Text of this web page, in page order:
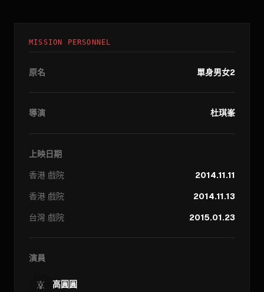
MISSION PERSONNEL
原名 單身男女2
導演 杜琪峯
上映日期
香港 戲院
2014.11.11
香港 戲院
2014.11.13
台灣 戲院 2015.01.23
演員
高圓圓